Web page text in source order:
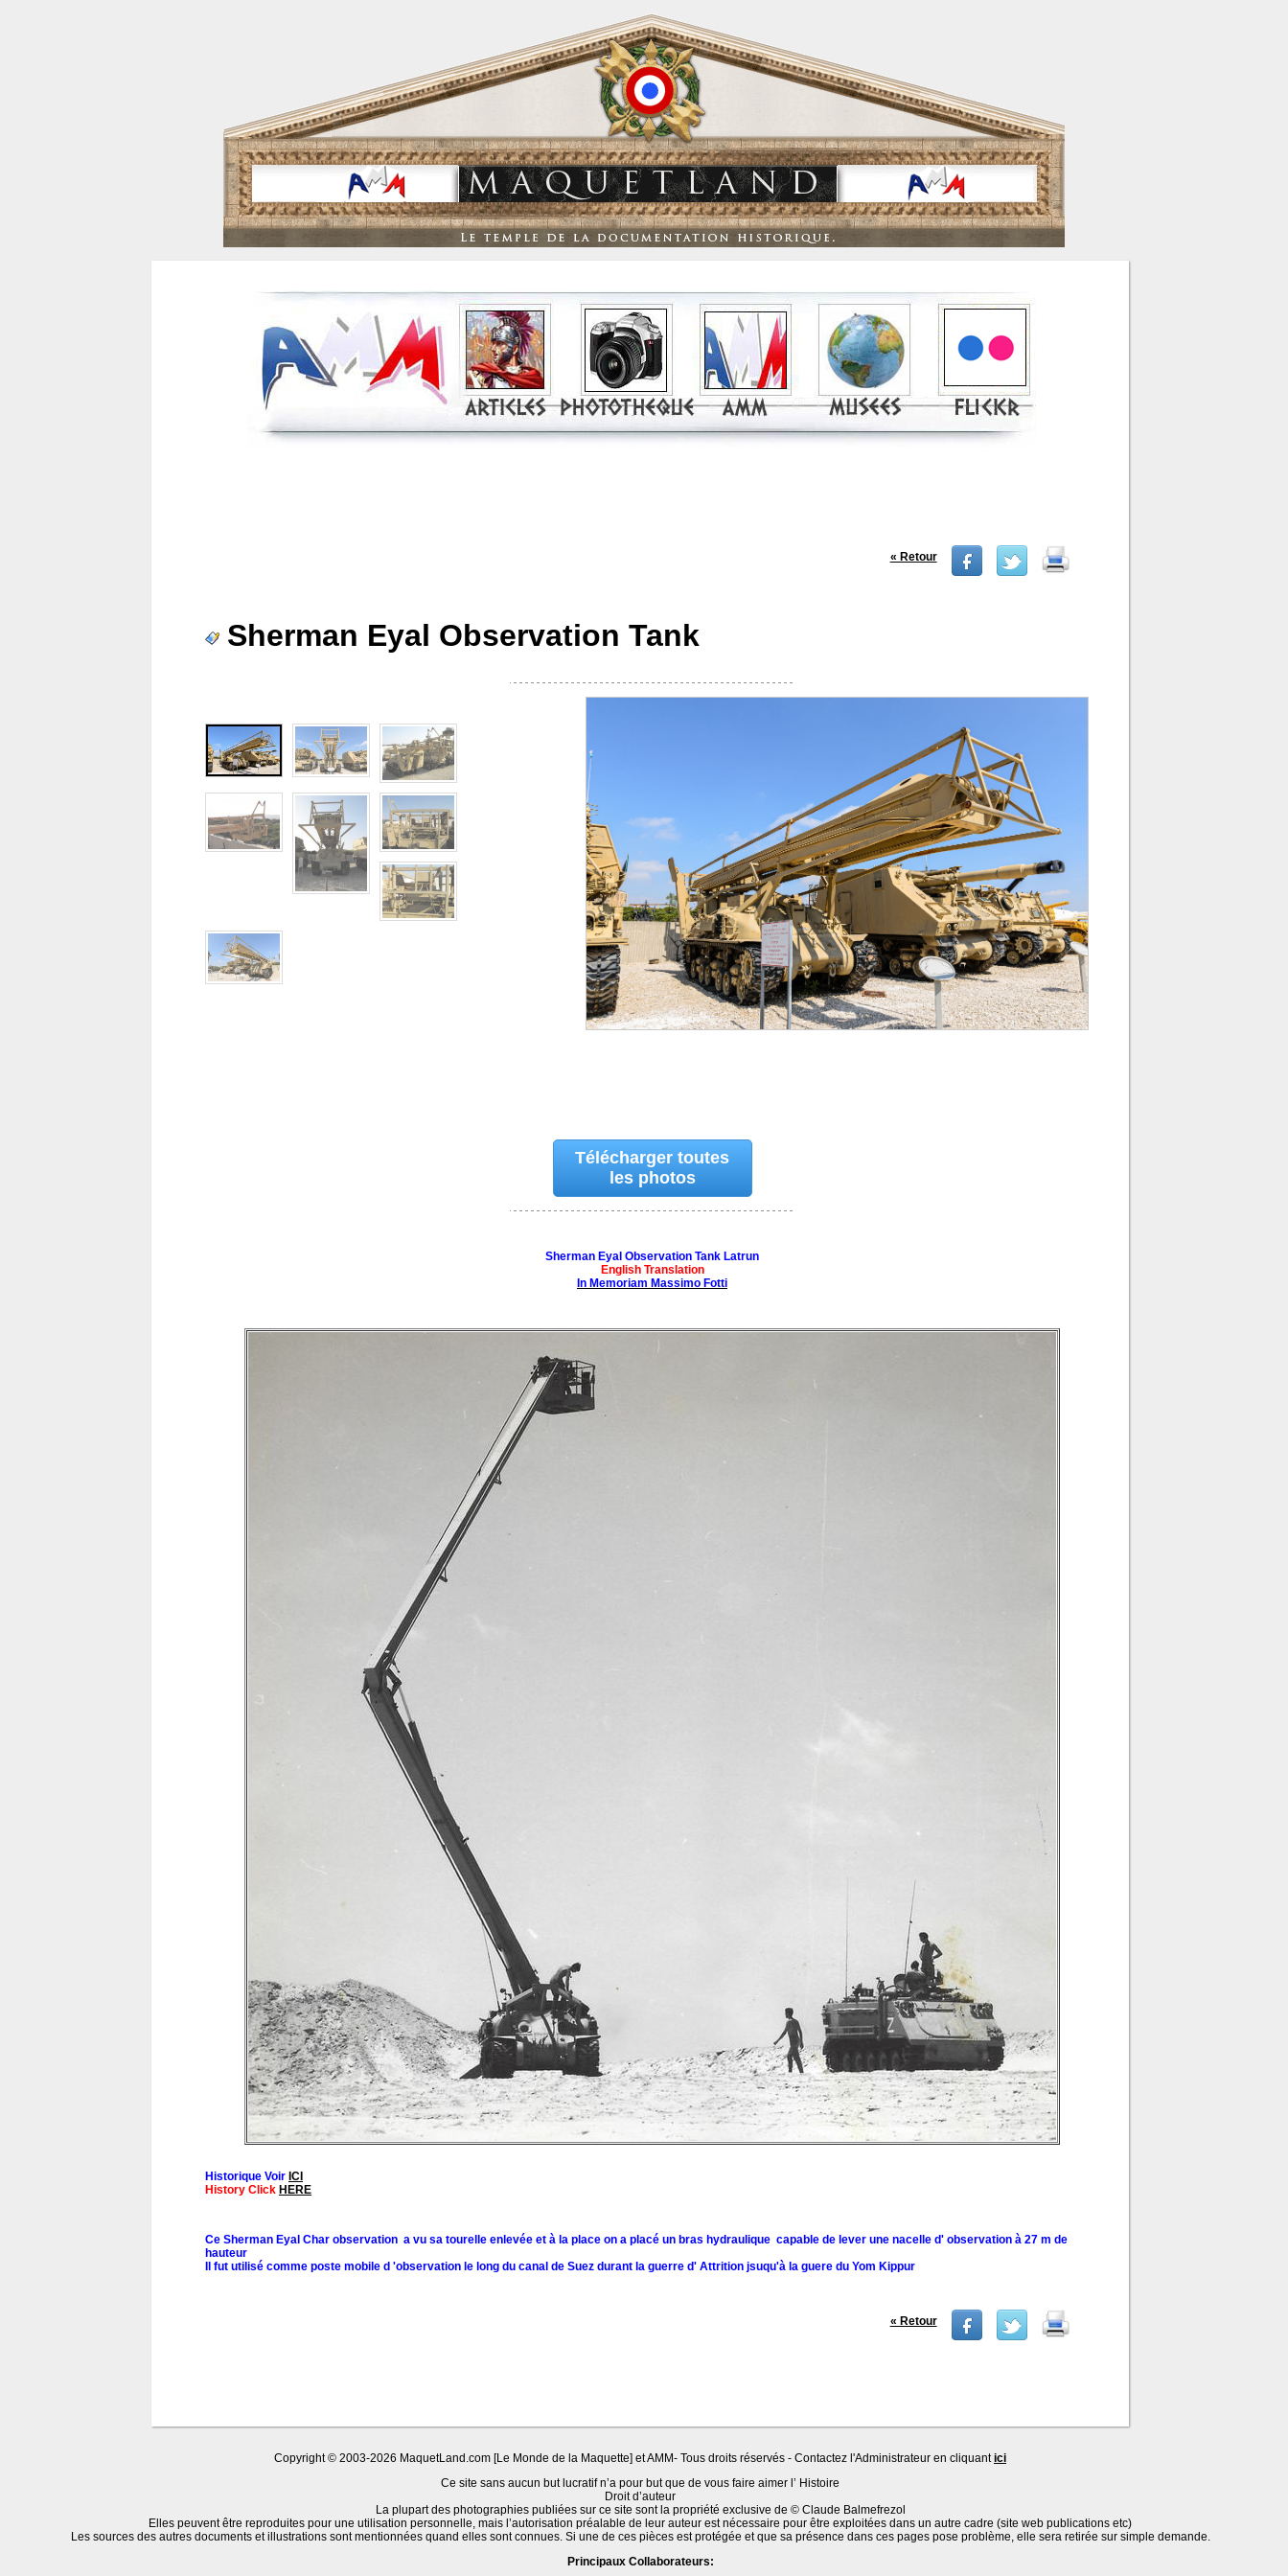
« Retour
Sherman Eyal Observation Tank
Télécharger toutes
les photos
Sherman Eyal Observation Tank Latrun
English Translation
In Memoriam Massimo Fotti
Historique Voir ICI
History Click HERE
Ce Sherman Eyal Char observation a vu sa tourelle enlevée et à la place on a placé un bras hydraulique capable de lever une nacelle d' observation à 27 m de
hauteur
Il fut utilisé comme poste mobile d 'observation le long du canal de Suez durant la guerre d' Attrition jsuqu'à la guere du Yom Kippur
« Retour
Copyright © 2003-2026 MaquetLand.com [Le Monde de la Maquette] et AMM- Tous droits réservés - Contactez l'Administrateur en cliquantici
Ce site sans aucun but lucratif n’a pour but que de vous faire aimer l’ Histoire
Droit d’auteur
La plupart des photographies publiées sur ce site sont la propriété exclusive de © Claude Balmefrezol
Elles peuvent être reproduites pour une utilisation personnelle, mais l’autorisation préalable de leur auteur est nécessaire pour être exploitées dans un autre cadre (site web publications etc)
Les sources des autres documents et illustrations sont mentionnées quand elles sont connues. Si une de ces pièces est protégée et que sa présence dans ces pages pose problème, elle sera retirée sur simple demande.
Principaux Collaborateurs: